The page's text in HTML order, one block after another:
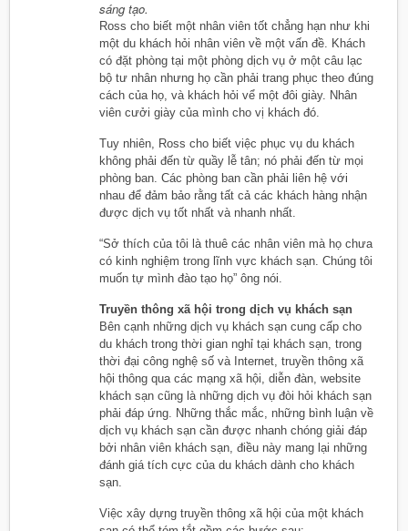
sáng tạo.
Ross cho biết một nhân viên tốt chẳng hạn như khi
một du khách hỏi nhân viên về một vấn đề. Khách
có đặt phòng tại một phòng dịch vụ ở một câu lạc
bộ tư nhân nhưng họ cần phải trang phục theo đúng
cách của họ, và khách hỏi vể một đôi giày. Nhân
viên cưởi giày của mình cho vị khách đó.
Tuy nhiên, Ross cho biết việc phục vụ du khách
không phải đến từ quầy lễ tân; nó phải đến từ mọi
phòng ban. Các phòng ban cần phải liên hệ với
nhau để đảm bảo rằng tất cả các khách hàng nhận
được dịch vụ tốt nhất và nhanh nhất.
“Sở thích của tôi là thuê các nhân viên mà họ chưa
có kinh nghiệm trong lĩnh vực khách sạn. Chúng tôi
muốn tự mình đào tạo họ” ông nói.
Truyền thông xã hội trong dịch vụ khách sạn
Bên cạnh những dịch vụ khách sạn cung cấp cho
du khách trong thời gian nghỉ tại khách sạn, trong
thời đại công nghệ số và Internet, truyền thông xã
hội thông qua các mạng xã hội, diễn đàn, website
khách sạn cũng là những dịch vụ đòi hỏi khách sạn
phải đáp ứng. Những thắc mắc, những bình luận về
dịch vụ khách sạn cần được nhanh chóng giải đáp
bởi nhân viên khách sạn, điều này mang lại những
đánh giá tích cực của du khách dành cho khách
sạn.
Việc xây dựng truyền thông xã hội của một khách